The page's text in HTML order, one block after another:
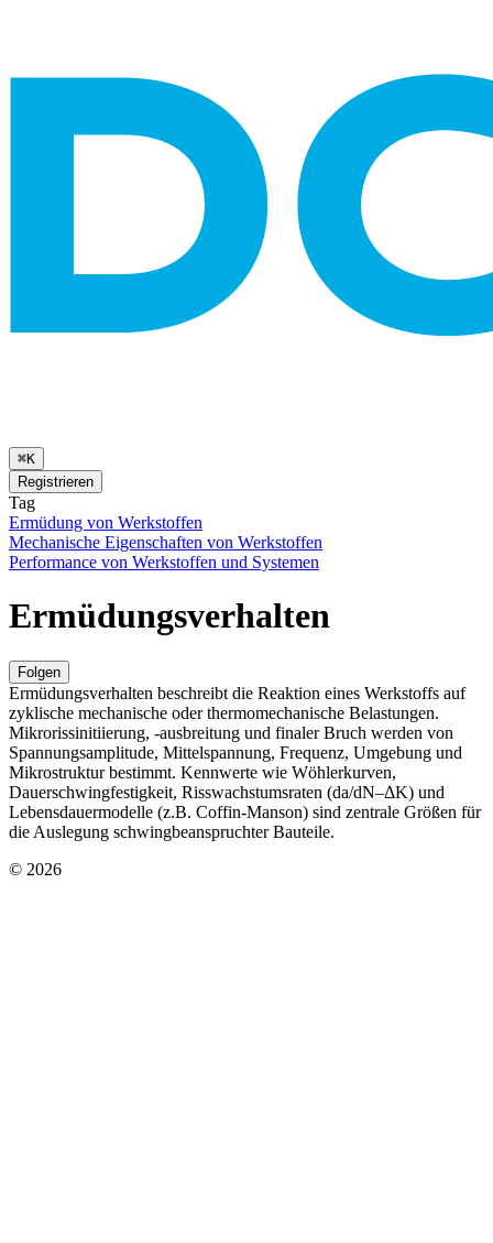
⌘K
Registrieren
Tag
Ermüdung von Werkstoffen
Mechanische Eigenschaften von Werkstoffen
Performance von Werkstoffen und Systemen
Ermüdungsverhalten
Folgen
Ermüdungsverhalten beschreibt die Reaktion eines Werkstoffs auf
zyklische mechanische oder thermomechanische Belastungen.
Mikrorissinitiierung, -ausbreitung und finaler Bruch werden von
Spannungsamplitude, Mittelspannung, Frequenz, Umgebung und
Mikrostruktur bestimmt. Kennwerte wie Wöhlerkurven,
Dauerschwingfestigkeit, Risswachstumsraten (da/dN–ΔK) und
Lebensdauermodelle (z.B. Coffin-Manson) sind zentrale Größen für
die Auslegung schwingbeanspruchter Bauteile.
© 2026